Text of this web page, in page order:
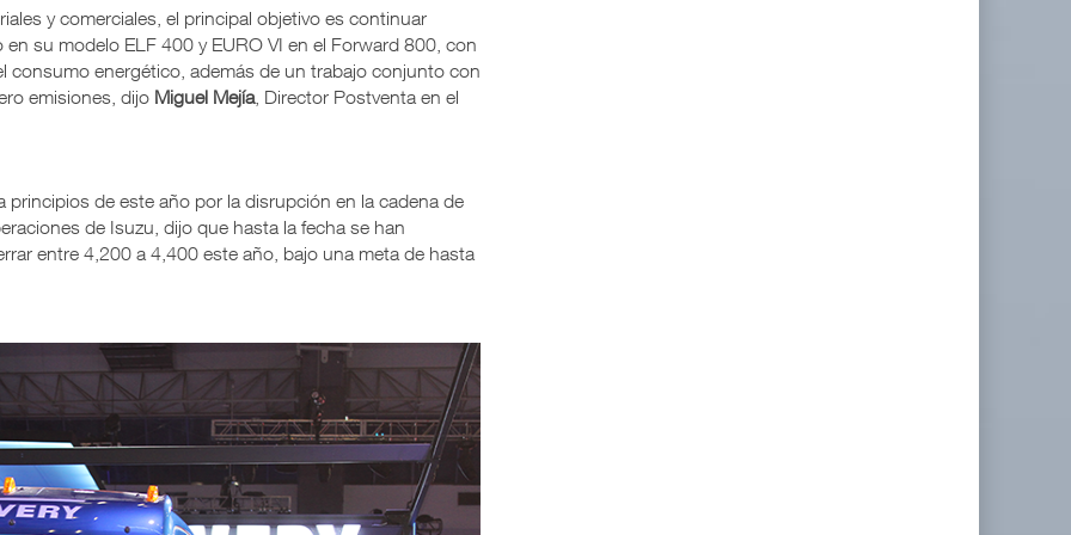
y comerciales, el principal objetivo es continuar
su modelo ELF 400 y EURO VI en el Forward 800, con
consumo energético, además de un trabajo conjunto con
emisiones, dijo Miguel Mejía, Director Postventa en el
principios de este año por la disrupción en la cadena de
de Isuzu, dijo que hasta la fecha se han
entre 4,200 a 4,400 este año, bajo una meta de hasta